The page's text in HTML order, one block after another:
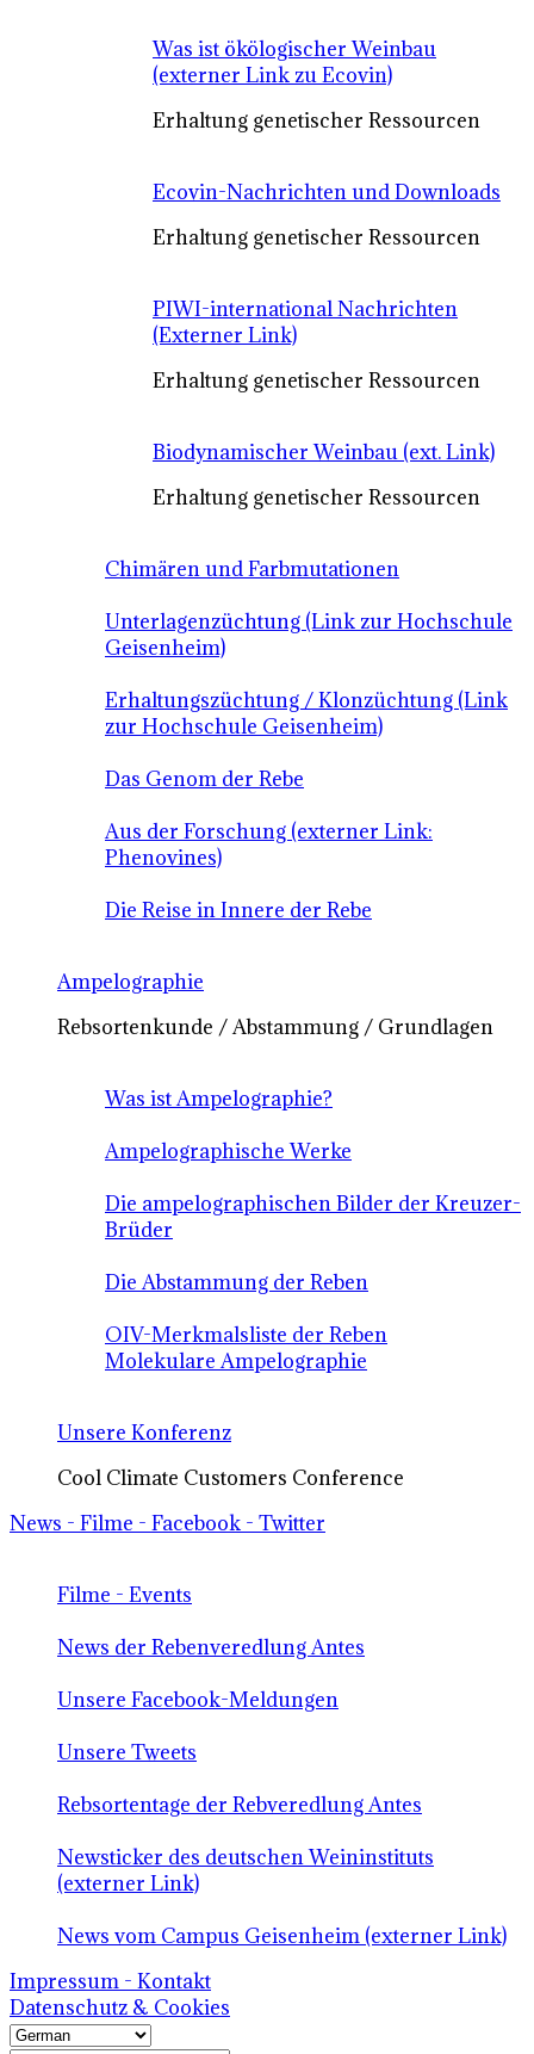
Was ist ökölogischer Weinbau
(externer Link zu Ecovin)
Erhaltung genetischer Ressourcen
Ecovin-Nachrichten und Downloads
Erhaltung genetischer Ressourcen
PIWI-international Nachrichten
(Externer Link)
Erhaltung genetischer Ressourcen
Biodynamischer Weinbau (ext. Link)
Erhaltung genetischer Ressourcen
Chimären und Farbmutationen
Unterlagenzüchtung (Link zur Hochschule
Geisenheim)
Erhaltungszüchtung / Klonzüchtung (Link
zur Hochschule Geisenheim)
Das Genom der Rebe
Aus der Forschung (externer Link:
Phenovines)
Die Reise in Innere der Rebe
Ampelographie
Rebsortenkunde / Abstammung / Grundlagen
Was ist Ampelographie?
Ampelographische Werke
Die ampelographischen Bilder der Kreuzer-
Brüder
Die Abstammung der Reben
OIV-Merkmalsliste der Reben
Molekulare Ampelographie
Unsere Konferenz
Cool Climate Customers Conference
News - Filme - Facebook - Twitter
Filme - Events
News der Rebenveredlung Antes
Unsere Facebook-Meldungen
Unsere Tweets
Rebsortentage der Rebveredlung Antes
Newsticker des deutschen Weininstituts
(externer Link)
News vom Campus Geisenheim (externer Link)
Impressum - Kontakt
Datenschutz & Cookies